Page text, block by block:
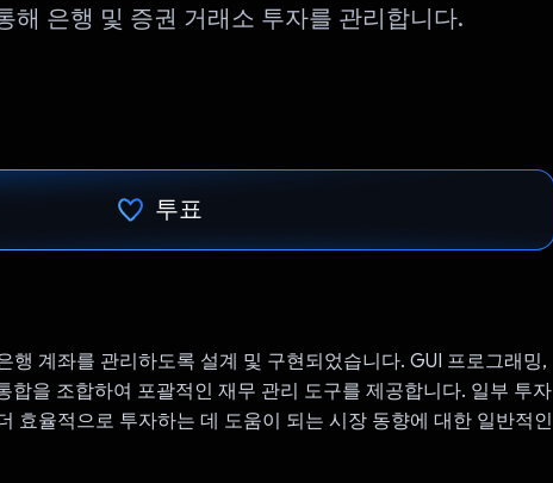
해 은행 및 증권 거래소 투자를 관리합니다.
투표
행 계좌를 관리하도록 설계 및 구현되었습니다. GUI 프로그래밍,
합을 조합하여 포괄적인 재무 관리 도구를 제공합니다. 일부 투자
효율적으로 투자하는 데 도움이 되는 시장 동향에 대한 일반적인